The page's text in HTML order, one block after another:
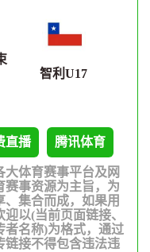
智利U17
直播 腾讯体育
体育赛事平台及网
赛事资源为主旨，为
集合而成，如果用
以(当前页面链接、
者名称)为格式，通过
链接不得包含违法违